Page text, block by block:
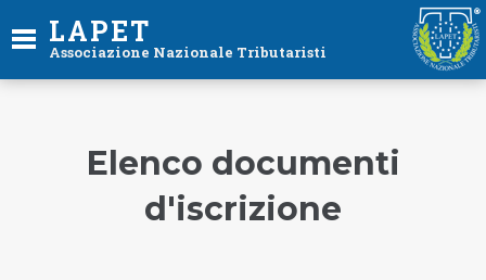
LAPET
Associazione Nazionale Tributaristi
Elenco documenti
d'iscrizione